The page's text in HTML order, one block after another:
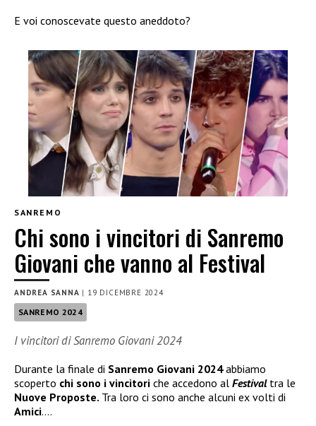
E voi conoscevate questo aneddoto?
SANREMO
Chi sono i vincitori di Sanremo
Giovani che vanno al Festival
ANDREA SANNA | 19 DICEMBRE 2024
SANREMO 2024
I vincitori di Sanremo Giovani 2024
Durante la finale di Sanremo Giovani 2024abbiamo
scoperto chi sono i vincitori che accedono al Festival tra le
Nuove Proposte. Tra loro ci sono anche alcuni ex volti di
Amici….